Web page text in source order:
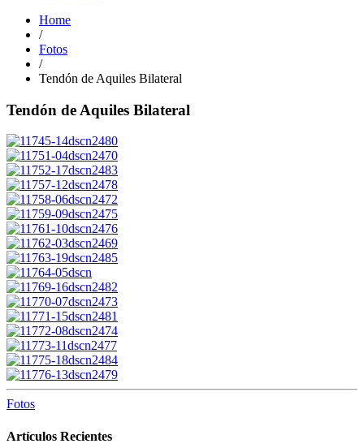
Home
/
Fotos
/
Tendón de Aquiles Bilateral
Tendón de Aquiles Bilateral
Fotos
Artículos Recientes